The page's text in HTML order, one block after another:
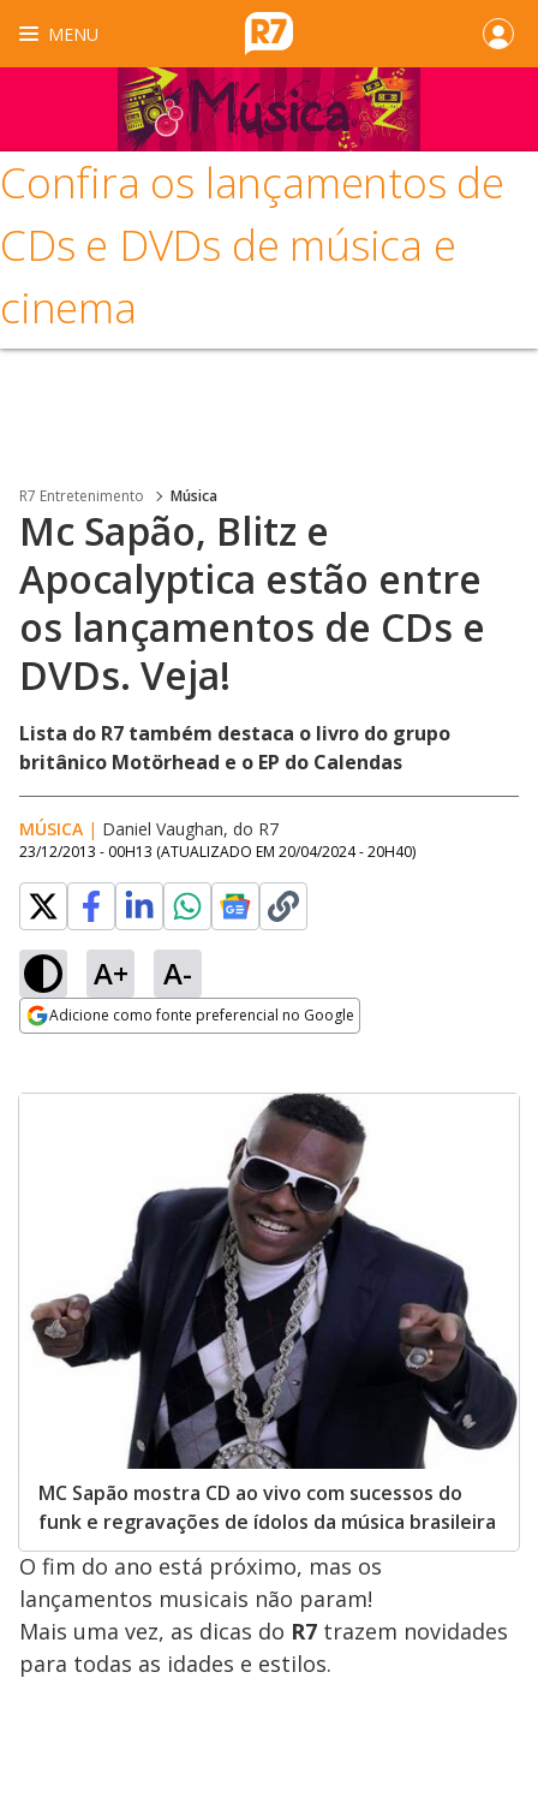
MENU
Confira os lançamentos de
CDs e DVDs de música e
cinema
R7 Entretenimento Música
Mc Sapão, Blitz e
Apocalyptica estão entre
os lançamentos de CDs e
DVDs. Veja!
Lista do R7 também destaca o livro do grupo
britânico Motörhead e o EP do Calendas
MÚSICA | Daniel Vaughan, do R7
23/12/2013 - 00H13 (ATUALIZADO EM 20/04/2024 - 20H40)
A+ A-
Adicione como fonte preferencial no Google
MC Sapão mostra CD ao vivo com sucessos do
funk e regravações de ídolos da música brasileira
O fim do ano está próximo, mas os
lançamentos musicais não param!
Mais uma vez, as dicas do R7 trazem novidades
para todas as idades e estilos.